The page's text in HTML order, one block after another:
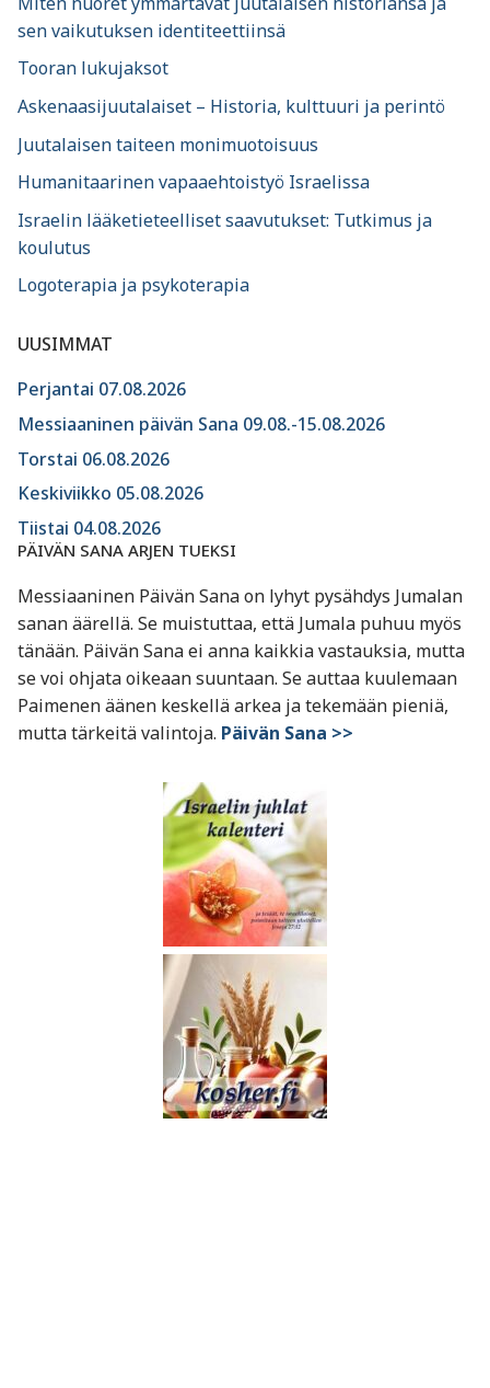
sen vaikutuksen identiteettiinsä
Tooran lukujaksot
Askenaasijuutalaiset – Historia, kulttuuri ja perintö
Juutalaisen taiteen monimuotoisuus
Humanitaarinen vapaaehtoistyö Israelissa
Israelin lääketieteelliset saavutukset: Tutkimus ja
koulutus
Logoterapia ja psykoterapia
UUSIMMAT
Perjantai 07.08.2026
Messiaaninen päivän Sana 09.08.-15.08.2026
Torstai 06.08.2026
Keskiviikko 05.08.2026
Tiistai 04.08.2026
PÄIVÄN SANA ARJEN TUEKSI
Messiaaninen Päivän Sana on lyhyt pysähdys Jumalan
sanan äärellä. Se muistuttaa, että Jumala puhuu myös
tänään. Päivän Sana ei anna kaikkia vastauksia, mutta
se voi ohjata oikeaan suuntaan. Se auttaa kuulemaan
Paimenen äänen keskellä arkea ja tekemään pieniä,
mutta tärkeitä valintoja. Päivän Sana >>